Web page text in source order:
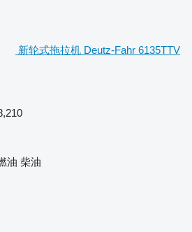
extension 260 mm
toolbox
for
monitor /
新轮式拖拉机 Deutz-Fahr 6135TTV
油 柴油